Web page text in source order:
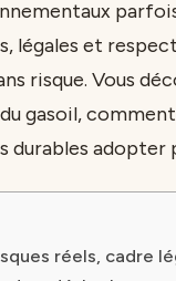
légales et
risque. Vous
gasoil,
durables
réels, cadre